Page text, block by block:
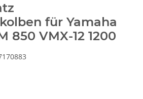
für Yamaha
850 VMX-12 1200